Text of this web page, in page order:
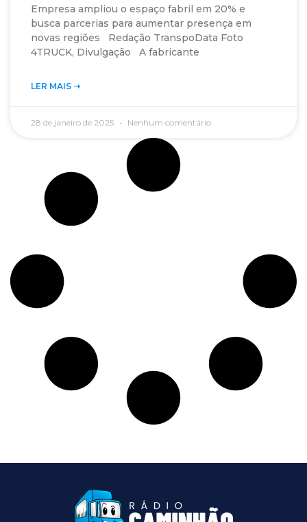
Empresa ampliou o espaço fabril em 20% e
busca parcerias para aumentar presença em
novas regiões Redação TranspoData Foto
4TRUCK, Divulgação A fabricante
LER MAIS ➝‬
28 de janeiro de 2025 Nenhum comentário